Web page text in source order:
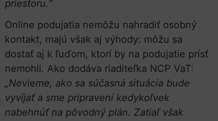
priestoru.“
Online podujatia nemôžu nahradiť osobný
kontakt, majú však aj výhody: môžu sa
dostať aj k ľuďom, ktorí by na podujatie prísť
nemohli. Ako dodáva riaditeľka NCP VaT:
„Nevieme, ako sa súčasná situácia bude
vyvíjať a sme pripravení kedykoľvek
nabehnúť na pôvodný plán. Zatiaľ však